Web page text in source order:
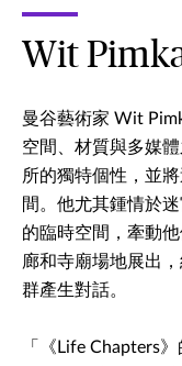
Wit
曼谷藝術家 Wit
空間、材質與多媒
所的獨特個性，並
間。他尤其鍾情於
的臨時空間，牽動
廊和寺廟場地展出
群產生對話。
「《Life Chapters